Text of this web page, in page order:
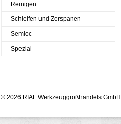
Reinigen
Schleifen und Zerspanen
Semloc
Spezial
© 2026 RIAL Werkzeuggroßhandels GmbH